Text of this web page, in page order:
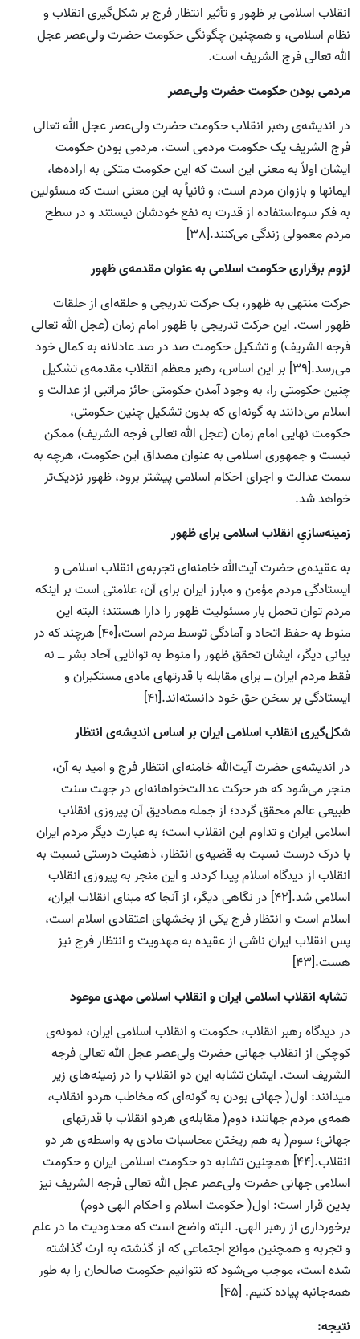
انقلاب اسلامی بر ظهور و تأثیر انتظار فرج بر شکل‌گیری انقلاب و
نظام اسلامی، و همچنین چگونگی حکومت حضرت ولی‌عصر عجل
الله تعالی فرج الشریف است.
مردمی بودن حکومت حضرت ولی‌عصر
در اندیشه‌ی رهبر انقلاب حکومت حضرت ولی‌عصر عجل الله تعالی
فرج الشریف یک حکومت مردمی است. مردمی بودن حکومت
ایشان اولاً به معنی این است که این حکومت متکی به اراده‌ها،
ایمانها و بازوان مردم است، و ثانیاً به این معنی است که مسئولین
به فکر سوءاستفاده از قدرت به نفع خودشان نیستند و در سطح
مردم معمولی زندگی می‌کنند.[38]
لزوم برقراری حکومت اسلامی به عنوان مقدمه‌ی ظهور
حرکت منتهی به ظهور، یک حرکت تدریجی و حلقه‌ای از حلقات
ظهور است. این حرکت تدریجی با ظهور امام زمان (عجل الله تعالی
فرجه الشریف) و تشکیل حکومت صد در صد عادلانه به کمال خود
می‌رسد.[39] بر این اساس، رهبر معظم انقلاب مقدمه‌ی تشکیل
چنین حکومتی را، به وجود آمدن حکومتی حائز مراتبی از عدالت و
اسلام می‌دانند به گونه‌ای که بدون تشکیل چنین حکومتی،
حکومت نهایی امام زمان (عجل الله تعالی فرجه الشریف) ممکن
نیست و جمهوری اسلامی به عنوان مصداق این حکومت، هرچه به
سمت عدالت و اجرای احکام اسلامی پیشتر برود، ظهور نزدیک‌تر
خواهد شد.
زمینه‌سازیِ انقلاب اسلامی برای ظهور
به عقیده‌ی حضرت آیت‌الله خامنه‌ای تجربه‌ی انقلاب اسلامی و
ایستادگی مردم مؤمن و مبارز ایران برای آن، علامتی است بر اینکه
مردم توان تحمل بار مسئولیت ظهور را دارا هستند؛ البته این
منوط به حفظ اتحاد و آمادگی توسط مردم است،[40] هرچند که در
بیانی دیگر، ایشان تحقق ظهور را منوط به توانایی آحاد بشر ــ نه
فقط مردم ایران ــ برای مقابله با قدرتهای مادی مستکبران و
ایستادگی بر سخن حق خود دانسته‌اند.[41]
شکل‌گیری انقلاب اسلامی ایران بر اساس اندیشه‌ی انتظار
در اندیشه‌ی حضرت آیت‌الله خامنه‌ای انتظار فرج و امید به آن،
منجر می‌شود که هر حرکت عدالت‌خواهانه‌ای در جهت سنت
طبیعی عالم محقق گردد؛ از جمله مصادیق آن پیروزی انقلاب
اسلامی ایران و تداوم این انقلاب است؛ به عبارت دیگر مردم ایران
با درک درست نسبت به قضیه‌ی انتظار، ذهنیت درستی نسبت به
انقلاب از دیدگاه اسلام پیدا کردند و این منجر به پیروزی انقلاب
اسلامی شد.[42] در نگاهی دیگر، از آنجا که مبنای انقلاب ایران،
اسلام است و انتظار فرج یکی از بخشهای اعتقادی اسلام است،
پس انقلاب ایران ناشی از عقیده به مهدویت و انتظار فرج نیز
هست.[43]
تشابه انقلاب اسلامی ایران و انقلاب اسلامی مهدی موعود
در دیدگاه رهبر انقلاب، حکومت و انقلاب اسلامی ایران، نمونه‌ی
کوچکی از انقلاب جهانی حضرت ولی‌عصر عجل الله تعالی فرجه
الشریف است. ایشان تشابه این دو انقلاب را در زمینه‌های زیر
میدانند: اول( جهانی بودن به گونه‌ای که مخاطب هردو انقلاب،
همه‌ی مردم جهانند؛ دوم( مقابله‌ی هردو انقلاب با قدرتهای
جهانی؛ سوم( به هم ریختن محاسبات مادی به واسطه‌ی هر دو
انقلاب.[44] همچنین تشابه دو حکومت اسلامی ایران و حکومت
اسلامی جهانی حضرت ولی‌عصر عجل الله تعالی فرجه الشریف نیز
بدین قرار است: اول( حکومت اسلام و احکام الهی دوم)
برخورداری از رهبر الهی. البته واضح است که محدودیت ما در علم
و تجربه و همچنین موانع اجتماعی که از گذشته به ارث گذاشته
شده است، موجب می‌شود که نتوانیم حکومت صالحان را به طور
همه‌جانبه پیاده کنیم. [45]
نتیجه‌: